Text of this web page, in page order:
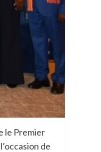
le Premier
de